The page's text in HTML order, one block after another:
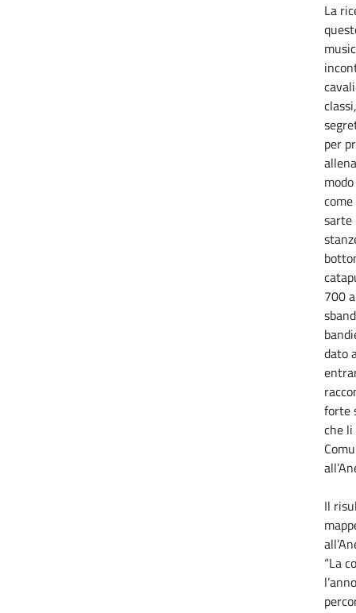
La
per
sarte
700
dato
forte
che li
Il
“La